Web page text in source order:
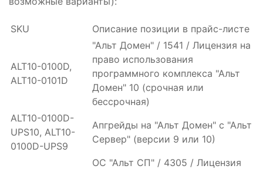
SKU Описание позиции в прайс-листе
ALT10-0100D,
ALT10-0101D
"Альт Домен" / 1541 / Лицензия на
право использования
программного комплекса "Альт
Домен" 10 (срочная или
бессрочная)
ALT10-0100D-
UPS10, ALT10-
0100D-UPS9
Апгрейды на "Альт Домен" с "Альт
Сервер" (версии 9 или 10)
ОС "Альт СП" / 4305 / Лицензия